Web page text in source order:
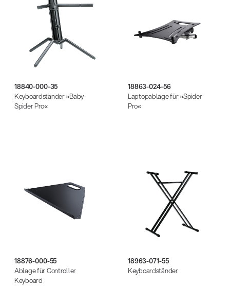
14766-000-55
Akustikgitarren-Spielständer
18840-000-35
Keyboardständer »Baby-
Spider Pro«
18863-024-56
Laptopablage für »Spider
Pro«
18876-000-55
Ablage für Controller
Keyboard
18963-071-55
Keyboardständer